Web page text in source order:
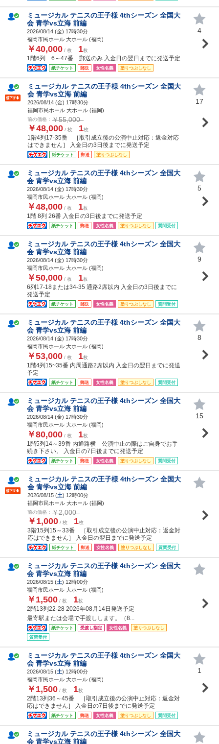
ミュージカル テニスの王子様 4thシーズン 全国大
会 青学vs立海 前編
2026/08/14 (金) 17時30分
福岡市民ホール 大ホール (福岡)
￥40,000 / 枚 1枚
1階6列 6～47番 郵送のみ 入金日の翌日までに発送予定
紙チケット 郵送 女性名義 塗りつぶしなし
4
ミュージカル テニスの王子様 4thシーズン 全国大
会 青学vs立海 前編
2026/08/14 (金) 17時30分
福岡市民ホール 大ホール (福岡)
前の価格： ￥55,000
￥48,000 / 枚 1枚
1階4列17-35番 ［取引成立後の公演中止対応：返金対応
はできません］ 入金日の3日後までに発送予定
紙チケット 郵送 塗りつぶしなし
17
ミュージカル テニスの王子様 4thシーズン 全国大
会 青学vs立海 前編
2026/08/14 (金) 17時30分
福岡市民ホール 大ホール (福岡)
￥48,000 / 枚 1枚
1階 8列 26番 入金日の3日後までに発送予定
紙チケット 郵送 女性名義 塗りつぶしなし 質問受付
5
ミュージカル テニスの王子様 4thシーズン 全国大
会 青学vs立海 前編
2026/08/14 (金) 17時30分
福岡市民ホール 大ホール (福岡)
￥50,000 / 枚 1枚
6列17-18または34-35 通路2席以内 入金日の3日後までに
発送予定
紙チケット 郵送 女性名義 塗りつぶしなし 質問受付
9
ミュージカル テニスの王子様 4thシーズン 全国大
会 青学vs立海 前編
2026/08/14 (金) 17時30分
福岡市民ホール 大ホール (福岡)
￥53,000 / 枚 1枚
1階4列15~35番 内周通路2席以内 入金日の翌日までに発送
予定
紙チケット 郵送 女性名義 塗りつぶしなし 質問受付
8
ミュージカル テニスの王子様 4thシーズン 全国大
会 青学vs立海 前編
2026/08/14 (金) 17時30分
福岡市民ホール 大ホール (福岡)
￥80,000 / 枚 1枚
1階5列14～39番 内通路横 公演中止の際はご自身でお手
続き下さい。 入金日の7日後までに発送予定
紙チケット 郵送 女性名義 塗りつぶしなし 質問受付
15
ミュージカル テニスの王子様 4thシーズン 全国大
会 青学vs立海 前編
2026/08/15 (土) 12時00分
福岡市民ホール 大ホール (福岡)
前の価格： ￥2,000
￥1,000 / 枚 1枚
3階15列15～33番 ［取引成立後の公演中止対応：返金対
応はできません］ 入金日の翌日までに発送予定
紙チケット 郵送 女性名義 塗りつぶしなし 質問受付
ミュージカル テニスの王子様 4thシーズン 全国大
会 青学vs立海 前編
2026/08/15 (土) 12時00分
福岡市民ホール 大ホール (福岡)
￥1,500 / 枚 1枚
2階13列22-28 2026年08月14日発送予定
最寄駅または会場で手渡しします。（8...
紙チケット 受渡し指定 女性名義
塗りつぶしなし
質問受付
ミュージカル テニスの王子様 4thシーズン 全国大
会 青学vs立海 前編
2026/08/15 (土) 12時00分
福岡市民ホール 大ホール (福岡)
￥1,500 / 枚 1枚
2階13列36～45番 ［取引成立後の公演中止対応：返金対
応はできません］ 入金日の7日後までに発送予定
紙チケット 郵送 女性名義 塗りつぶしなし 質問受付
1
ミュージカル テニスの王子様 4thシーズン 全国大
会 青学vs立海 前編